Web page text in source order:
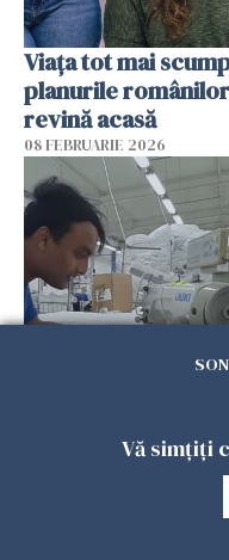
Viața tot mai
planurile
revină acasă
08 FEBRUARIE 2026
Patronii spun că
muncitorii străini
Vă simțiți